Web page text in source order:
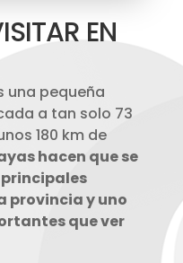
EN
una pequeña
a tan solo 73
180 km de
hacen que se
provincia y uno
que ver